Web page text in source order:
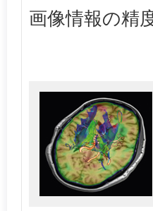
画像情報の精